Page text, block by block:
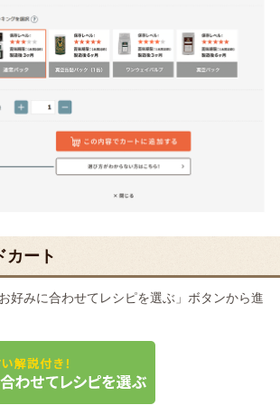
カート
好みに合わせてレシピを選ぶ」ボタンから進